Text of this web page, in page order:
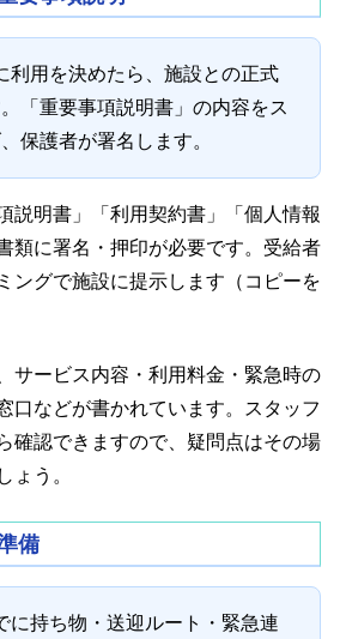
利用を決めたら、施設との正式
「重要事項説明書」の内容をス
保護者が署名します。
説明書」「利用契約書」「個人情報
類に署名・押印が必要です。受給者
ングで施設に提示します（コピーを
サービス内容・利用料金・緊急時の
口などが書かれています。スタッフ
確認できますので、疑問点はその場
ょう。
備
に持ち物・送迎ルート・緊急連